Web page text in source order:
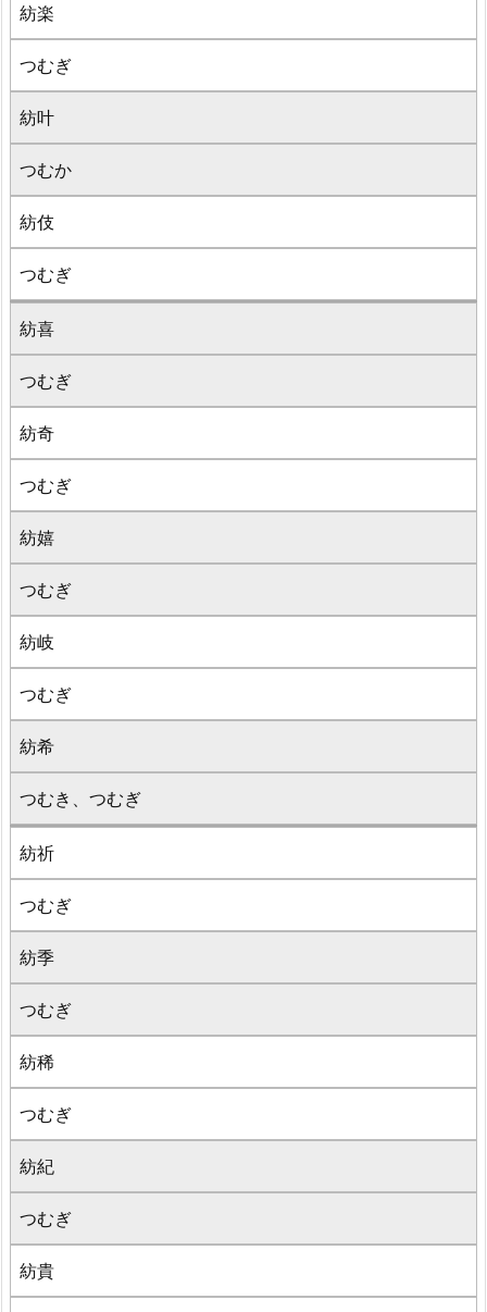
紡楽
つむぎ
紡叶
つむか
紡伎
つむぎ
紡喜
つむぎ
紡奇
つむぎ
紡嬉
つむぎ
紡岐
つむぎ
紡希
つむき、つむぎ
紡祈
つむぎ
紡季
つむぎ
紡稀
つむぎ
紡紀
つむぎ
紡貴